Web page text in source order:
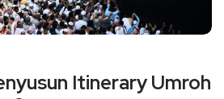
Itinerary Umroh